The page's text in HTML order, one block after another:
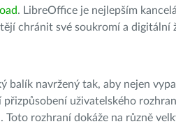
. LibreOffice je nejlepším
chránit své soukromí a
balík navržený tak, aby nejen
uživatelského
rozhraní dokáže na různě